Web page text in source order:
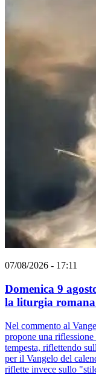
07/08/2026 - 17:11
Domenica 9
la liturgia
Nel commento al
propone una
tempesta, riflettendo
per il Vangelo del
riflette invece sullo